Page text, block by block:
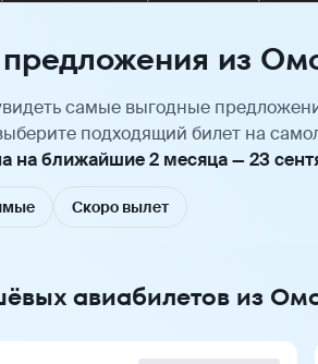
из
самые выгодные
подходящий билет на
на ближайшие 2 месяца — 23
Скоро вылет
авиабилетов из